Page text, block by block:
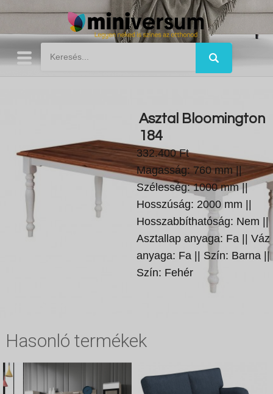
Asztal Bloomington
184
332.400 Ft
Magasság: 760 mm ||
Szélesség: 1000 mm ||
Hosszúság: 2000 mm ||
Hosszabbíthatóság: Nem ||
Asztallap anyaga: Fa || Váz
anyaga: Fa || Szín: Barna ||
Szín: Fehér
Hasonló termékek